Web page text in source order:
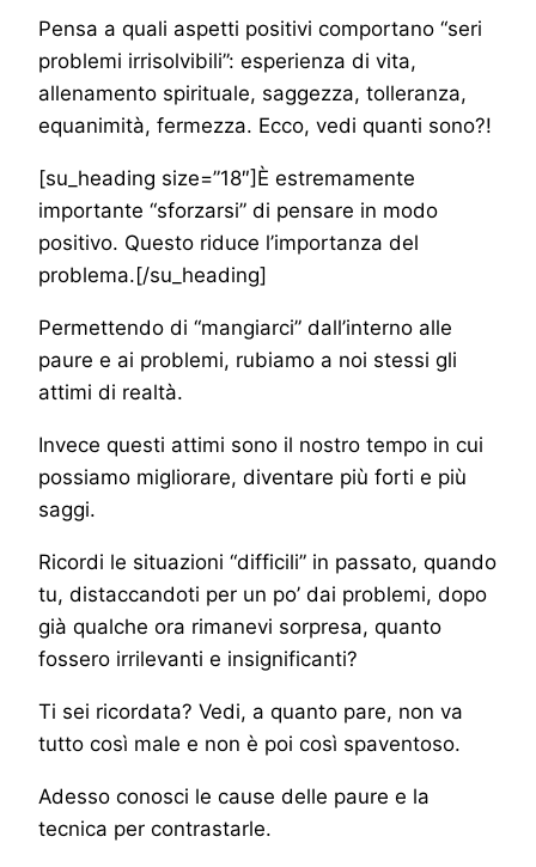
Pensa a quali aspetti positivi comportano “seri
problemi irrisolvibili”: esperienza di vita,
allenamento spirituale, saggezza, tolleranza,
equanimità, fermezza. Ecco, vedi quanti sono?!
[su_heading size=”18″]È estremamente
importante “sforzarsi” di pensare in modo
positivo. Questo riduce l’importanza del
problema.[/su_heading]
Permettendo di “mangiarci” dall’interno alle
paure e ai problemi, rubiamo a noi stessi gli
attimi di realtà.
Invece questi attimi sono il nostro tempo in cui
possiamo migliorare, diventare più forti e più
saggi.
Ricordi le situazioni “difficili” in passato, quando
tu, distaccandoti per un po’ dai problemi, dopo
già qualche ora rimanevi sorpresa, quanto
fossero irrilevanti e insignificanti?
Ti sei ricordata? Vedi, a quanto pare, non va
tutto così male e non è poi così spaventoso.
Adesso conosci le cause delle paure e la
tecnica per contrastarle.